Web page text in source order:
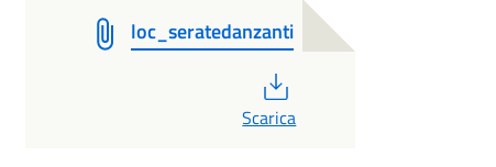
loc_seratedanzanti
Scarica